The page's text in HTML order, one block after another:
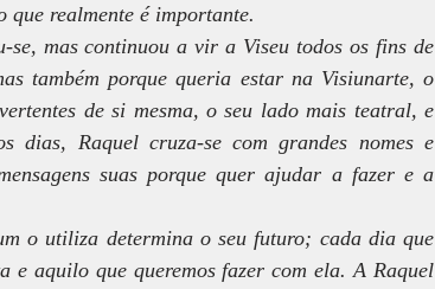
realmente é importante.
mas continuou a vir a Viseu todos os fins de
também porque queria estar na Visiunarte, o
de si mesma, o seu lado mais teatral, e
dias, Raquel cruza-se com grandes nomes e
suas porque quer ajudar a fazer e a
o utiliza determina o seu futuro; cada dia que
e aquilo que queremos fazer com ela. A Raquel